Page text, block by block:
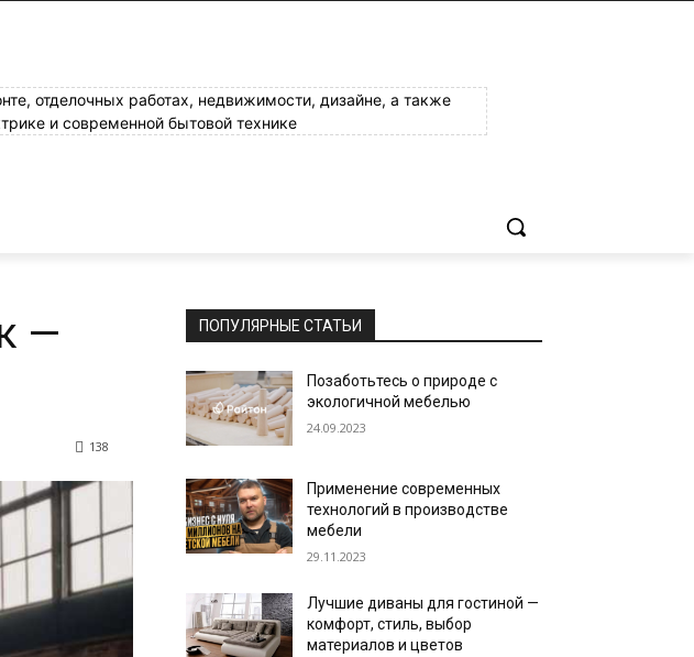
отделочных работах, недвижимости, дизайне, а также
и современной бытовой технике
—
138
ПОПУЛЯРНЫЕ СТАТЬИ
Позаботьтесь о природе с
экологичной мебелью
24.09.2023
Применение современных
технологий в производстве
мебели
29.11.2023
Лучшие диваны для гостиной —
комфорт, стиль, выбор
материалов и цветов